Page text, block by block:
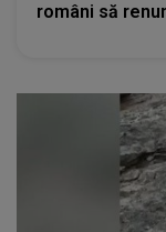
români să